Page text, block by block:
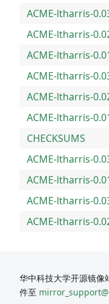
ACME-ltharris-
ACME-ltharris-
ACME-ltharris-
ACME-ltharris-
ACME-ltharris-
ACME-ltharris-
CHECKSUMS
ACME-ltharris-
ACME-ltharris-
ACME-ltharris-
ACME-ltharris-
华中科技大学开源镜像
件至